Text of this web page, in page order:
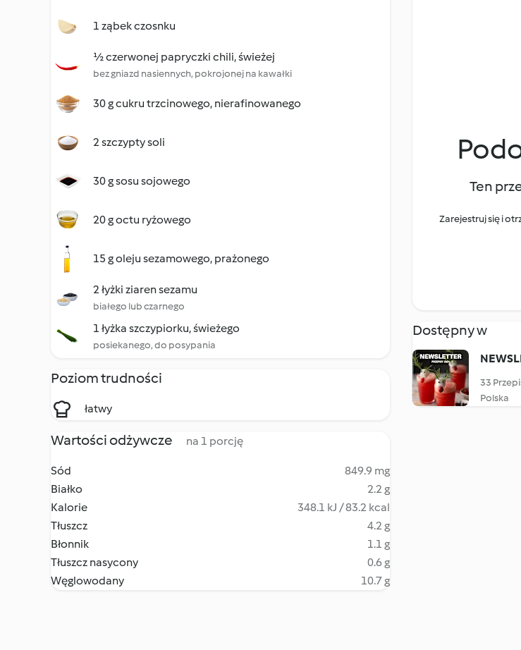
1 ząbek czosnku
½ czerwonej papryczki chili, świeżej
bez gniazd nasiennych, pokrojonej na kawałki
30 g cukru trzcinowego, nierafinowanego
2 szczypty soli
30 g sosu sojowego
20 g octu ryżowego
15 g oleju sezamowego, prażonego
2 łyżki ziaren sezamu
białego lub czarnego
1 łyżka szczypiorku, świeżego
posiekanego, do posypania
Poziom trudności
łatwy
Wartości odżywcze na 1 porcję
Sód
849.9 mg
Białko
2.2 g
Kalorie
348.1 kJ / 83.2 kcal
Tłuszcz
4.2 g
Błonnik
1.1 g
Tłuszcz nasycony
0.6 g
Węglowodany
10.7 g
Ten
Zarejestruj się i
Dostępny w
33
Polska